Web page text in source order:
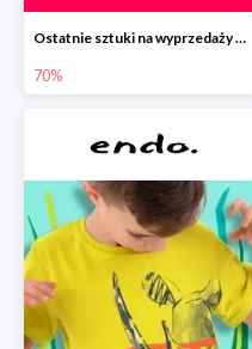
Ostatnie sztuki na wyprzedaży w Endo do -70%
70%